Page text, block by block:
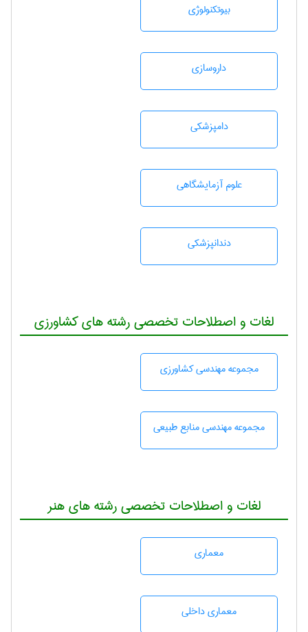
بيوتكنولوژی
داروسازی
دامپزشكی
علوم آزمايشگاهی
دندانپزشكی
لغات و اصطلاحات تخصصی رشته های کشاورزی
مجموعه مهندسی كشاورزی
مجموعه مهندسی منابع طبيعی
لغات و اصطلاحات تخصصی رشته های هنر
معماری
معماری داخلی